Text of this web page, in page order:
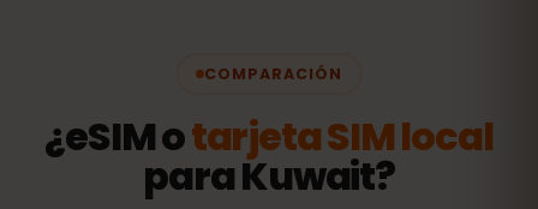
COMPARACIÓN
¿eSIM otarjeta SIM local
para Kuwait?